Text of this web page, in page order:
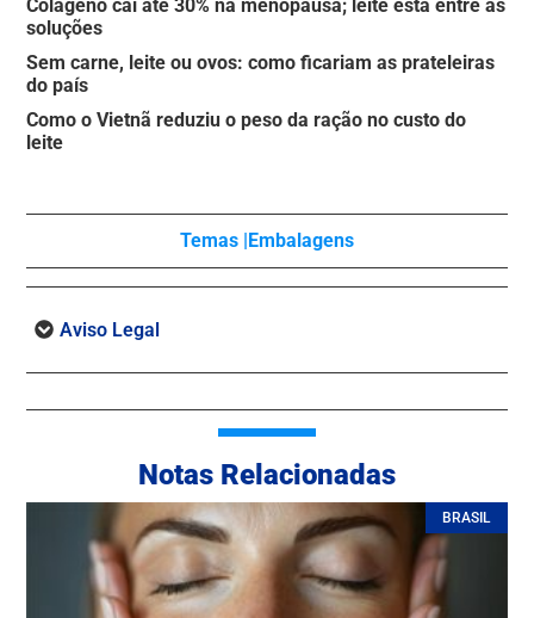
Colágeno cai até 30% na menopausa; leite está entre as
soluções
Sem carne, leite ou ovos: como ficariam as prateleiras
do país
Como o Vietnã reduziu o peso da ração no custo do
leite
Temas |Embalagens
Aviso Legal
Notas Relacionadas
BRASIL